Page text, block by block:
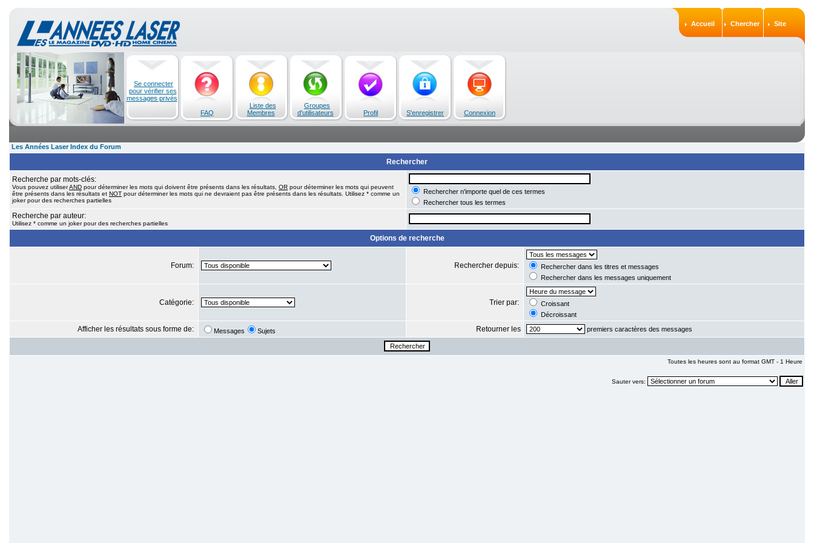
Accueil Chercher Site
Se connecter
pour vérifier ses
messages privés
FAQ
Liste des
Membres
Groupes
d'utilisateurs
Profil S'enregistrer Connexion
Les Années Laser Index du Forum
Rechercher
Recherche par mots-clés:
Vous pouvez utiliserAND pour déterminer les mots qui doivent être présents dans les résultats, OR pour déterminer les mots qui peuvent
être présents dans les résultats et NOT pour déterminer les mots qui ne devraient pas être présents dans les résultats. Utilisez * comme un
joker pour des recherches partielles
Rechercher n'importe quel de ces termes
Rechercher tous les termes
Recherche par auteur:
Utilisez * comme un joker pour des recherches partielles
Options de recherche
Forum: Rechercher depuis:
Rechercher dans les titres et messages
Rechercher dans les messages uniquement
Catégorie: Trier par:
Croissant
Décroissant
Afficher les résultats sous forme de: Messages Sujets Retourner les premiers caractères des messages
Toutes les heures sont au format GMT - 1 Heure
Sauter vers: